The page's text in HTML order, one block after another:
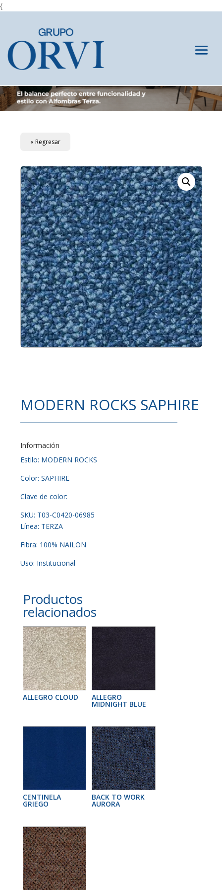
{
« Regresar
MODERN ROCKS SAPHIRE
Información
Estilo: MODERN ROCKS
Color: SAPHIRE
Clave de color:
SKU: T03-C0420-06985
Línea: TERZA
Fibra: 100% NAILON
Uso: Institucional
Productos
relacionados
ALLEGRO CLOUD ALLEGRO
MIDNIGHT BLUE
CENTINELA
GRIEGO
BACK TO WORK
AURORA